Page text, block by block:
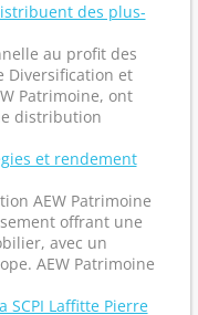
des plus-
au profit des
Diversification et
Patrimoine, ont
distribution
et rendement
AEW Patrimoine
offrant une
avec un
AEW Patrimoine
SCPI Laffitte Pierre